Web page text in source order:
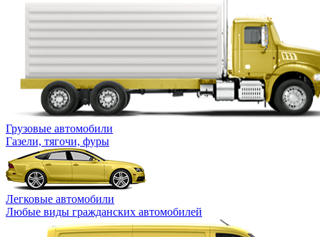
Грузовые автомобили
Газели, тягочи, фуры
Легковые автомобили
Любые виды гражданских автомобилей